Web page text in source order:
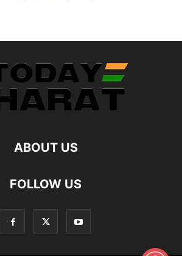
ABOUT US
FOLLOW US